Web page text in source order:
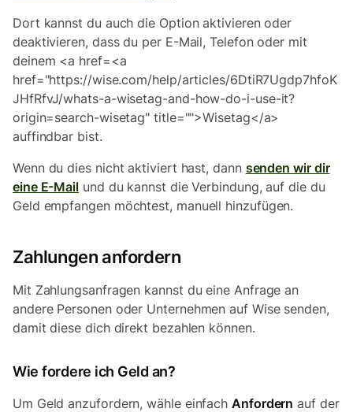
Dort kannst du auch die Option aktivieren oder
deaktivieren, dass du per E-Mail, Telefon oder mit
deinem <a href=<a
href="https://wise.com/help/articles/6DtiR7Ugdp7hfoK
JHfRfvJ/whats-a-wisetag-and-how-do-i-use-it?
origin=search-wisetag" title="">Wisetag</a>
auffindbar bist.
Wenn du dies nicht aktiviert hast, dann senden wir dir
eine E-Mail und du kannst die Verbindung, auf die du
Geld empfangen möchtest, manuell hinzufügen.
Zahlungen anfordern
Mit Zahlungsanfragen kannst du eine Anfrage an
andere Personen oder Unternehmen auf Wise senden,
damit diese dich direkt bezahlen können.
Wie fordere ich Geld an?
Um Geld anzufordern, wähle einfachAnfordern auf der